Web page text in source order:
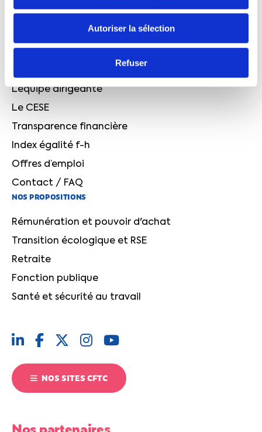
Autoriser la sélection
Refuser
QUI SOMMES-NOUS ?
Quelques chiffres
L’équipe dirigeante
Le CESE
Transparence financière
Index égalité f-h
Offres d’emploi
Contact / FAQ
NOS PROPOSITIONS
Rémunération et pouvoir d'achat
Transition écologique et RSE
Retraite
Fonction publique
Santé et sécurité au travail
NOS SITES CFTC
Nos partenaires